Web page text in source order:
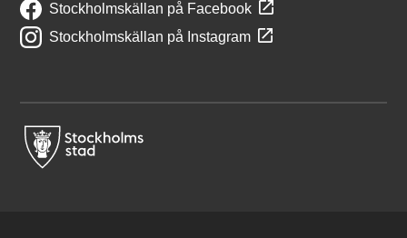
Stockholmskällan på Facebook
Stockholmskällan på Instagram